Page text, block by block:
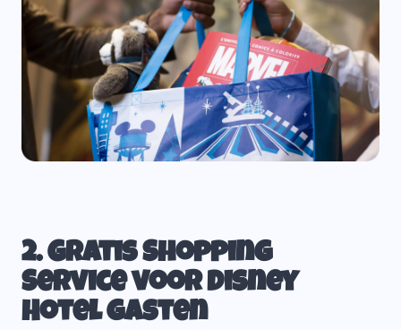
2. Gratis Shopping
Service voor Disney
Hotel gasten